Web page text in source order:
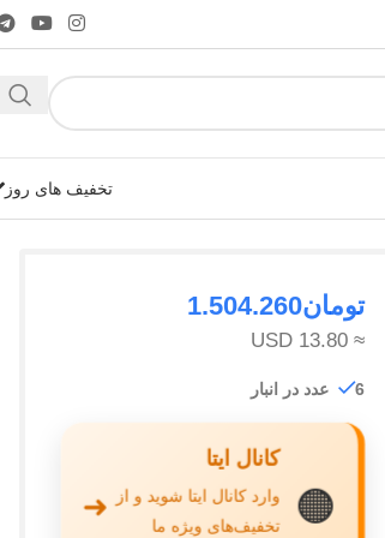
تخفیف های روز
تومان1.504.260
≈ 13.80 USD
6 عدد در انبار
🟠
کانال ایتا
وارد کانال ایتا شوید و از
تخفیف‌های ویژه ما
➜